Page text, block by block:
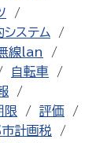
システム
線lan
自転車
限
評価
計画税